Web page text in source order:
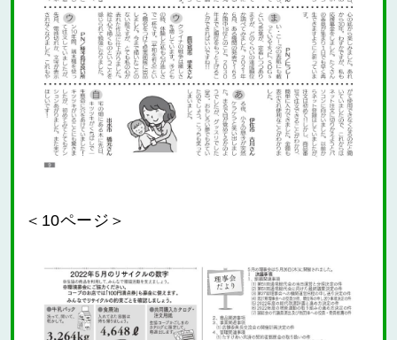
＜10ページ＞